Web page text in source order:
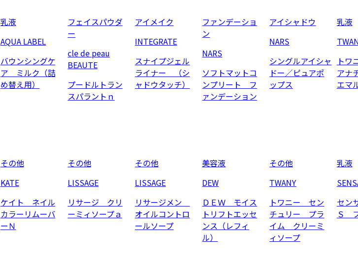
乳液
AQUA LABEL
バウンシングケ
ア ミルク（詰
め替え用）
フェイスパウダ
ー
cle de peau
BEAUTE
プードルトラン
スパラントｎ
アイメイク
INTEGRATE
スナイプジェル
ライナー （シ
ャドウタッチ）
ファンデーショ
ン
NARS
ソフトマットコ
ンプリート フ
ァンデーション
アイシャドウ
NARS
シングルアイシャ
ドー／ピュアポ
ップス
乳液
ト
アナ
エマ
その他
KATE
ケイト ネイル
カラーリムーバ
ーＮ
その他
LISSAGE
リサージ クリ
ーミィソープａ
その他
LISSAGE
リサージメン
オイルコントロ
ールソープ
美容液
DEW
ＤＥＷ モイス
トリフトエッセ
ンス（レフィ
ル）
その他
TWANY
トワニー セン
チュリー プラ
イム クリーミ
ィソープ
乳液
セン
Ｓ